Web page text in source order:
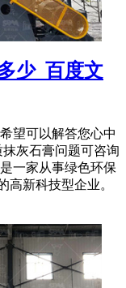
少_百度文
望可以解答您心中
灰石膏问题可咨询
一家从事绿色环保
高新科技型企业。